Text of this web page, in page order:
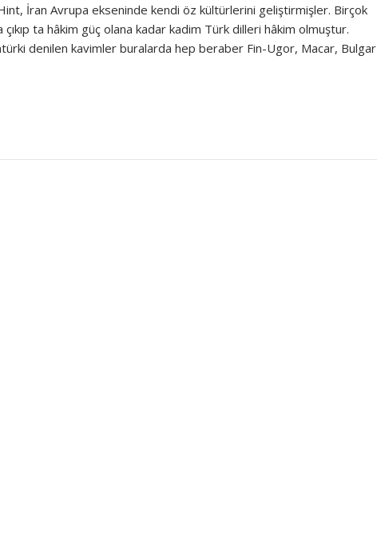
İran Avrupa ekseninde kendi öz kültürlerini geliştirmişler. Birçok
ta hâkim güç olana kadar kadim Türk dilleri hâkim olmuştur.
denilen kavimler buralarda hep beraber Fin-Ugor, Macar, Bulgar